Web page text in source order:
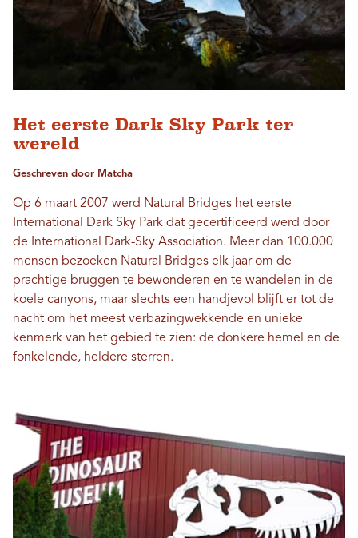
Het eerste Dark Sky Park ter
wereld
Geschreven door Matcha
Op 6 maart 2007 werd Natural Bridges het eerste
International Dark Sky Park dat gecertificeerd werd door
de International Dark-Sky Association. Meer dan 100.000
mensen bezoeken Natural Bridges elk jaar om de
prachtige bruggen te bewonderen en te wandelen in de
koele canyons, maar slechts een handjevol blijft er tot de
nacht om het meest verbazingwekkende en unieke
kenmerk van het gebied te zien: de donkere hemel en de
fonkelende, heldere sterren.